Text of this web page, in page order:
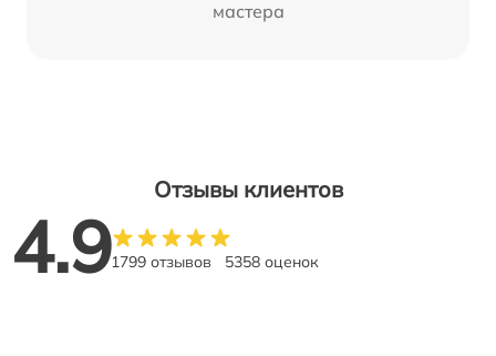
мастера
Отзывы клиентов
4.91799 отзывов 5358 оценок